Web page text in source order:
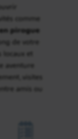
comme
pirogue
de votre
locaux et
aventure
visites
amis ou